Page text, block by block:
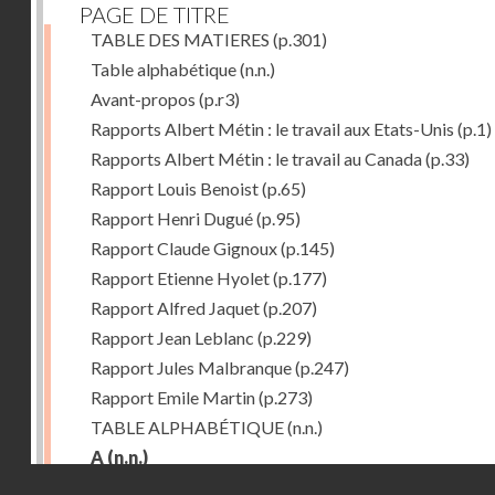
PAGE DE TITRE
TABLE DES MATIERES (p.301)
Table alphabétique(n.n.)
Avant-propos (p.r3)
Rapports Albert Métin : le travail aux Etats-Unis (p.1)
Rapports Albert Métin : le travail au Canada(p.33)
Rapport Louis Benoist(p.65)
Rapport Henri Dugué(p.95)
Rapport Claude Gignoux(p.145)
Rapport Etienne Hyolet(p.177)
Rapport Alfred Jaquet(p.207)
Rapport Jean Leblanc (p.229)
Rapport Jules Malbranque(p.247)
Rapport Emile Martin(p.273)
TABLE ALPHABÉTIQUE(n.n.)
A (n.n.)